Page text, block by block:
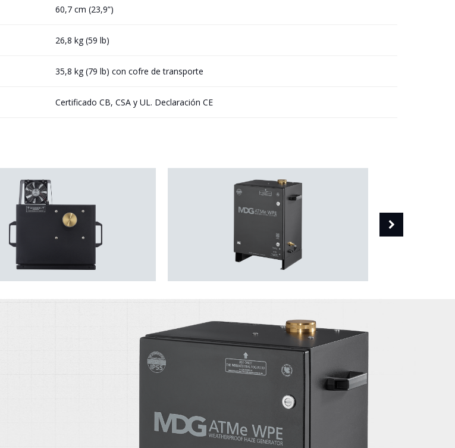
60,7 cm (23,9”)
26,8 kg (59 lb)
35,8 kg (79 lb) con cofre de transporte
Certificado CB, CSA y UL. Declaración CE